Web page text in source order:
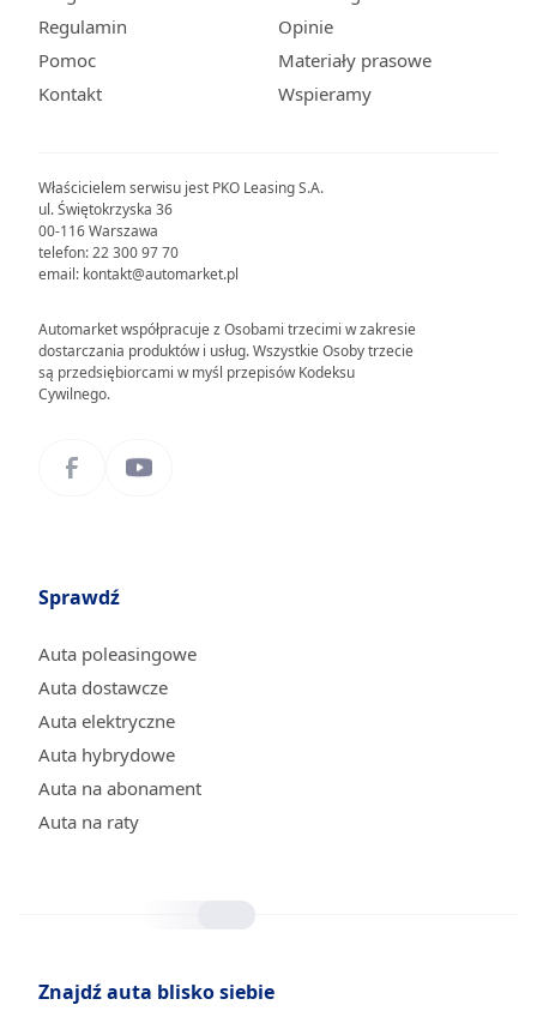
Właścicielem serwisu jest PKO Leasing S.A.
ul. Świętokrzyska 36
00-116 Warszawa
telefon: 22 300 97 70
email: kontakt@automarket.pl
Automarket współpracuje z Osobami trzecimi w zakresie
dostarczania produktów i usług. Wszystkie Osoby trzecie
są przedsiębiorcami w myśl przepisów Kodeksu
Cywilnego.
Regulamin
Pomoc
Kontakt
Opinie
Materiały prasowe
Wspieramy
Sprawdź
Auta poleasingowe
Auta dostawcze
Auta elektryczne
Auta hybrydowe
Auta na abonament
Auta na raty
Znajdź auta blisko siebie